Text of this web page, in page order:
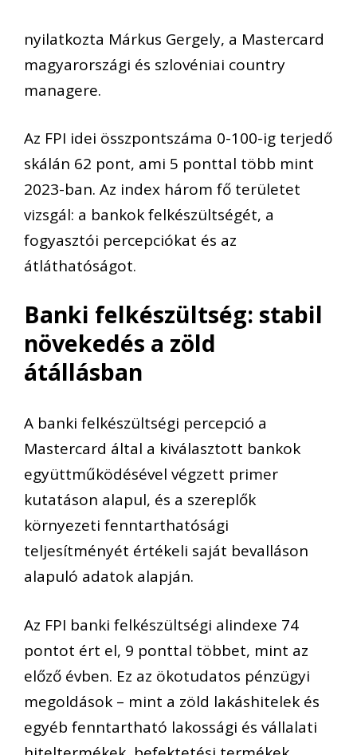
nyilatkozta Márkus Gergely, a Mastercard
magyarországi és szlovéniai country
managere.
Az FPI idei összpontszáma 0-100-ig terjedő
skálán 62 pont, ami 5 ponttal több mint
2023-ban. Az index három fő területet
vizsgál: a bankok felkészültségét, a
fogyasztói percepciókat és az
átláthatóságot.
Banki felkészültség: stabil
növekedés a zöld
átállásban
A banki felkészültségi percepció a
Mastercard által a kiválasztott bankok
együttműködésével végzett primer
kutatáson alapul, és a szereplők
környezeti fenntarthatósági
teljesítményét értékeli saját bevalláson
alapuló adatok alapján.
Az FPI banki felkészültségi alindexe 74
pontot ért el, 9 ponttal többet, mint az
előző évben. Ez az ökotudatos pénzügyi
megoldások – mint a zöld lakáshitelek és
egyéb fenntartható lakossági és vállalati